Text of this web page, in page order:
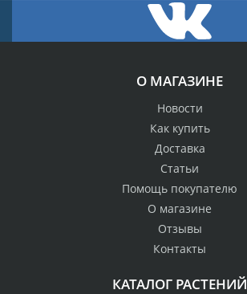
О МАГАЗИНЕ
Новости
Как купить
Доставка
Статьи
Помощь покупателю
О магазине
Отзывы
Контакты
КАТАЛОГ РАСТЕНИЙ